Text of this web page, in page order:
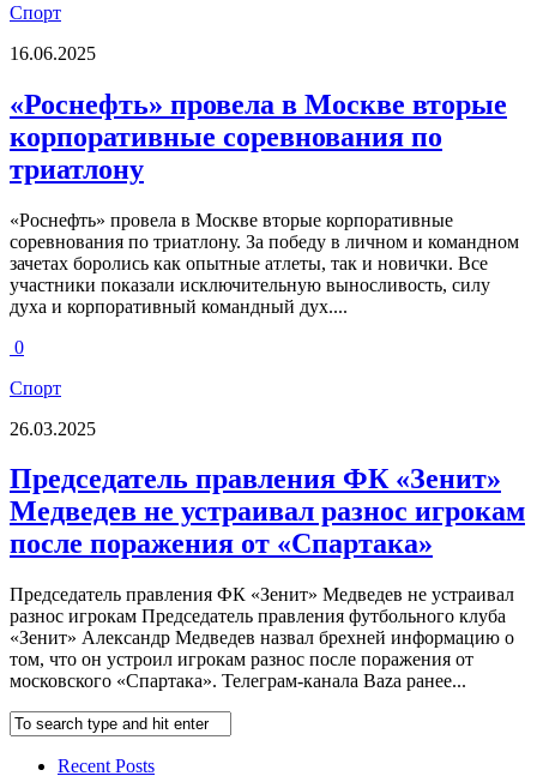
Спорт
16.06.2025
«Роснефть» провела в Москве вторые
корпоративные соревнования по
триатлону
«Роснефть» провела в Москве вторые корпоративные
соревнования по триатлону. За победу в личном и командном
зачетах боролись как опытные атлеты, так и новички. Все
участники показали исключительную выносливость, силу
духа и корпоративный командный дух....
0
Спорт
26.03.2025
Председатель правления ФК «Зенит»
Медведев не устраивал разнос игрокам
после поражения от «Спартака»
Председатель правления ФК «Зенит» Медведев не устраивал
разнос игрокам Председатель правления футбольного клуба
«Зенит» Александр Медведев назвал брехней информацию о
том, что он устроил игрокам разнос после поражения от
московского «Спартака». Телеграм-канала Baza ранее...
Recent Posts